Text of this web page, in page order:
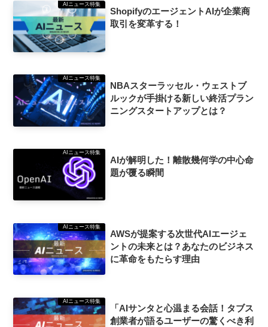
AIニュース特集
ShopifyのエージェントAIが企業商
取引を変革する！
AIニュース特集
NBAスターラッセル・ウェストブ
ルックが手掛ける新しい終活プラン
ニングスタートアップとは？
AIニュース特集
AIが解明した！離散幾何学の中心命
題が覆る瞬間
AIニュース特集
AWSが提案する次世代AIエージェ
ントの未来とは？あなたのビジネス
に革命をもたらす理由
AIニュース特集
「AIサンタと心温まる会話！タブス
創業者が語るユーザーの驚くべき利